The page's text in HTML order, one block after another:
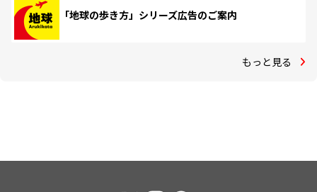
「地球の歩き方」シリーズ広告のご案内
もっと見る